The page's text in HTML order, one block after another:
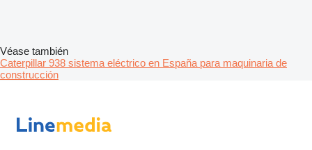
Véase también
Caterpillar 938 sistema eléctrico en España para maquinaria de
construcción